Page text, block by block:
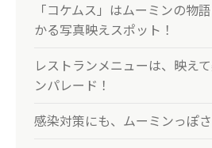
「コケムス」はムーミンの物
かる写真映えスポット！
レストランメニューは、映え
ンパレード！
感染対策にも、ムーミンっぽ